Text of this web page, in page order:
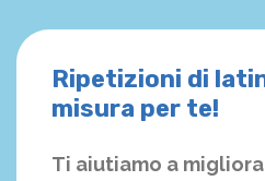
Ripetizioni di
misura per te!
Ti aiutiamo a